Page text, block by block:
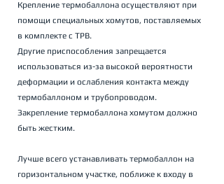
Крепление термобаллона осуществляют при
помощи специальных хомутов, поставляемых
в комплекте с ТРВ.
Другие приспособления запрещается
использоваться из-за высокой вероятности
деформации и ослабления контакта между
термобаллоном и трубопроводом.
Закрепление термобаллона хомутом должно
быть жестким.
Лучше всего устанавливать термобаллон на
горизонтальном участке, поближе к входу в